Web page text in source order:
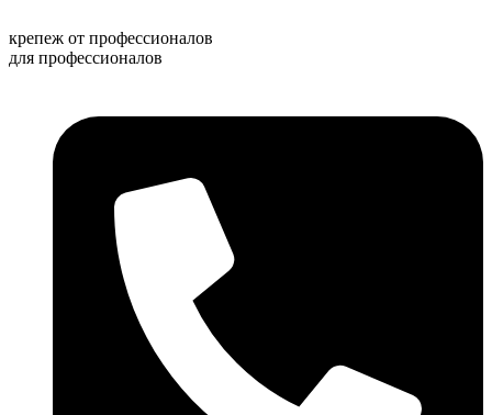
к
содержимому
крепеж от профессионалов
для профессионалов